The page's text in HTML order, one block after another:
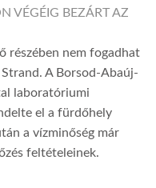
VÉGÉIG BEZÁRT AZ
részében nem fogadhat
A Borsod-Abaúj-
laboratóriumi
el a fürdőhely
a vízminőség már
feltételeinek.